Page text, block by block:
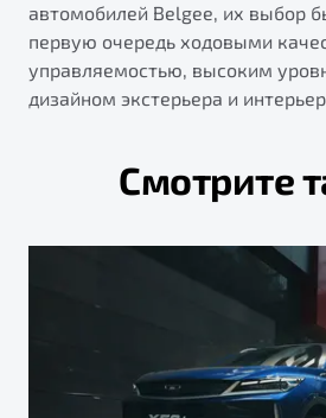
автомобилей Belgee, их выбор
первую очередь ходовыми
управляемостью, высоким
дизайном экстерьера и
Смотрите